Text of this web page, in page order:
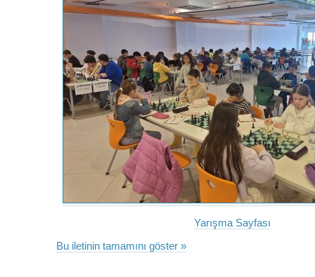
Yarışma Sayfası
Bu iletinin tamamını göster »